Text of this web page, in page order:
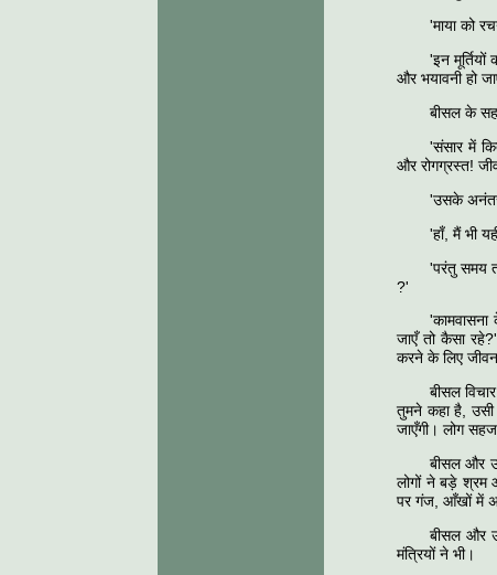
'माया को
'इन
और भयावनी हो
बीसल के
'संसार में
और रोगग्रस्त!
'उसके
'हाँ, मैं भी
'परंतु समय
?'
'कामवासना
जाएँ तो कैसा
करने के लिए
बीसल
तुमने कहा है, उसी
जाएँगी। लोग
बीसल और
लोगों ने बड़े श्रम
पर गंज, आँखों में
बीसल और
मंत्रियों ने भी।